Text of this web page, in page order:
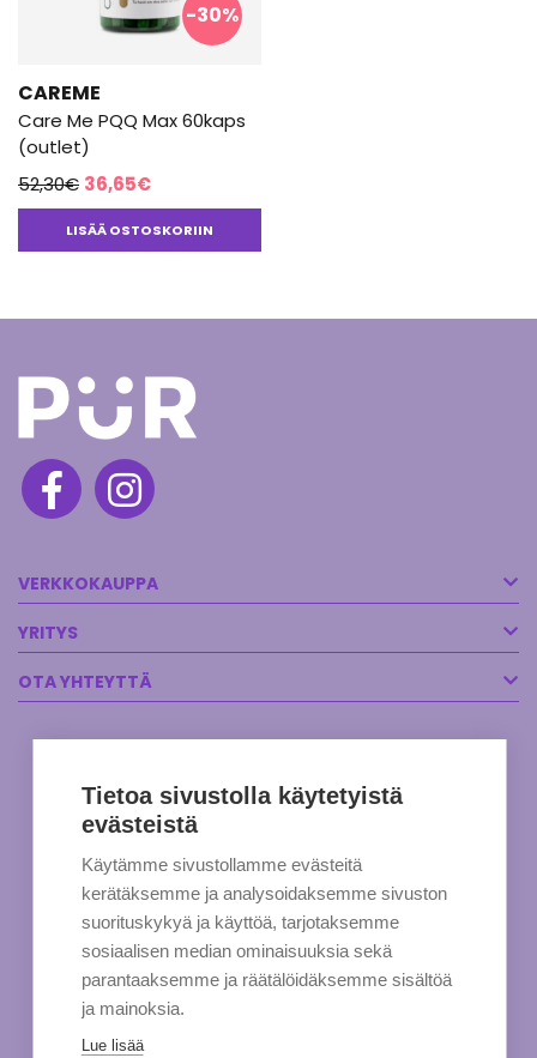
-30%
CAREME
Care Me PQQ Max 60kaps
(outlet)
52,30€ Alkuperäinen
hinta
oli:
36,65€Nykyinen
hinta
on:
LISÄÄ OSTOSKORIIN
VERKKOKAUPPA
YRITYS
OTA YHTEYTTÄ
Tietoa sivustolla käytetyistä
evästeistä
Käytämme sivustollamme evästeitä
kerätäksemme ja analysoidaksemme sivuston
suorituskykyä ja käyttöä, tarjotaksemme
sosiaalisen median ominaisuuksia sekä
parantaaksemme ja räätälöidäksemme sisältöä
ja mainoksia.
Lue lisää